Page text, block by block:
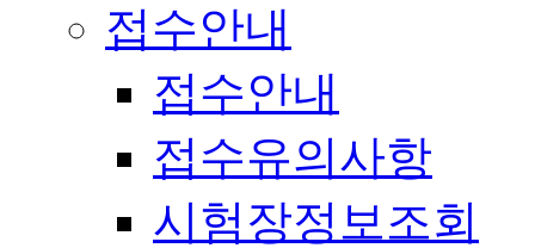
접수안내
접수안내
접수유의사항
시험장정보조회